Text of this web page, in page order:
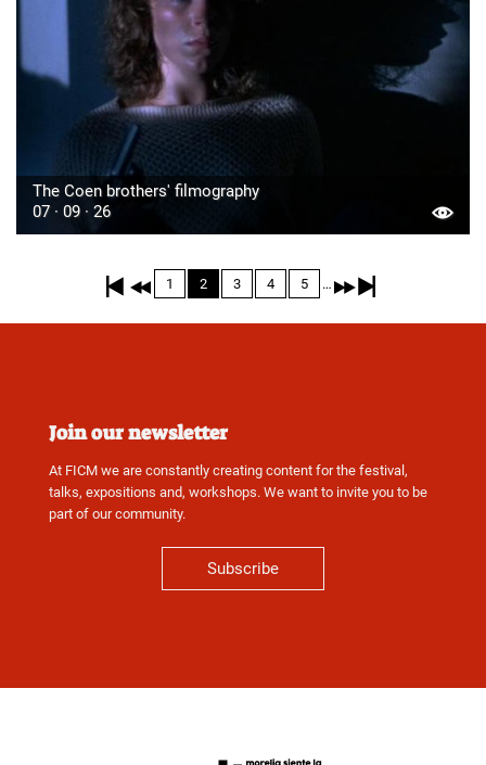
The Coen brothers' filmography
07 · 09 · 26
Page
1
Current
page
2 Page
3 Page
4 Page
5 …
Join our newsletter
At FICM we are constantly creating content for the festival,
talks, expositions and, workshops. We want to invite you to be
part of our community.
Subscribe